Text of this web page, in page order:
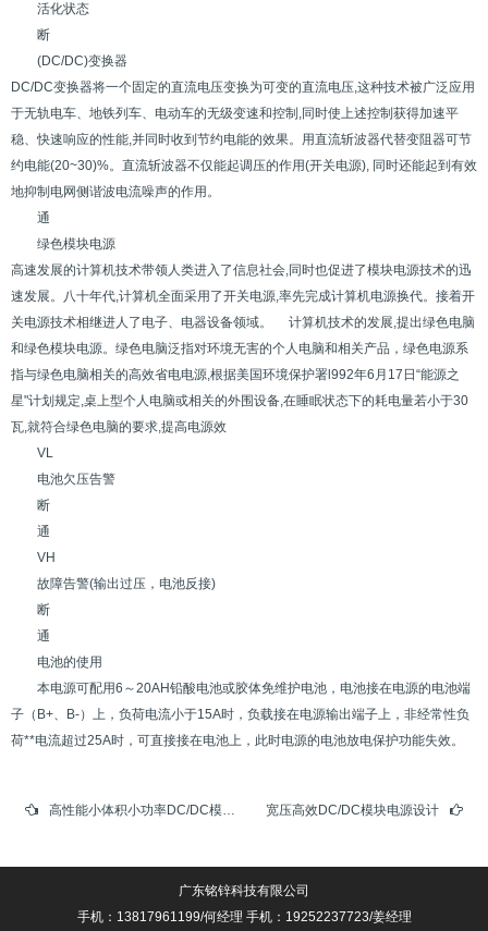
活化状态
断
(DC/DC)变换器
DC/DC变换器将一个固定的直流电压变换为可变的直流电压,这种技术被广泛应用
于无轨电车、地铁列车、电动车的无级变速和控制,同时使上述控制获得加速平
稳、快速响应的性能,并同时收到节约电能的效果。用直流斩波器代替变阻器可节
约电能(20~30)%。直流斩波器不仅能起调压的作用(开关电源), 同时还能起到有效
地抑制电网侧谐波电流噪声的作用。
通
绿色模块电源
高速发展的计算机技术带领人类进入了信息社会,同时也促进了模块电源技术的迅
速发展。八十年代,计算机全面采用了开关电源,率先完成计算机电源换代。接着开
关电源技术相继进人了电子、电器设备领域。 计算机技术的发展,提出绿色电脑
和绿色模块电源。绿色电脑泛指对环境无害的个人电脑和相关产品，绿色电源系
指与绿色电脑相关的高效省电电源,根据美国环境保护署l992年6月17日“能源之
星"计划规定,桌上型个人电脑或相关的外围设备,在睡眠状态下的耗电量若小于30
瓦,就符合绿色电脑的要求,提高电源效
VL
电池欠压告警
断
通
VH
故障告警(输出过压，电池反接)
断
通
电池的使用
本电源可配用6～20AH铅酸电池或胶体免维护电池，电池接在电源的电池端
子（B+、B-）上，负荷电流小于15A时，负载接在电源输出端子上，非经常性负
荷**电流超过25A时，可直接接在电池上，此时电源的电池放电保护功能失效。
高性能小体积小功率DC/DC模块电源研究(1) 宽压高效DC/DC模块电源设计
广东铭锌科技有限公司
手机：13817961199/何经理 手机：19252237723/姜经理